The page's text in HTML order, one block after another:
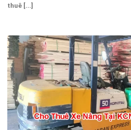
thuê [...]